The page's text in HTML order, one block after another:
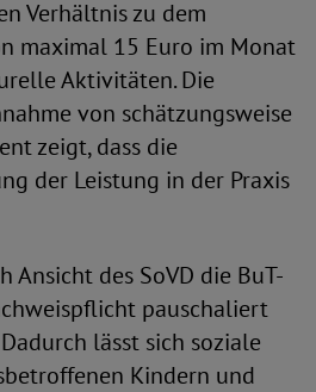
Verhältnis zu dem
maximal 15 Euro im Monat
Aktivitäten. Die
von schätzungsweise
zeigt, dass die
der Leistung in der Praxis
Ansicht des SoVD die BuT-
pauschaliert
lässt sich soziale
Kindern und